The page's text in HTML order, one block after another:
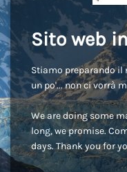
Sito web
Stiamo preparando il
un po'... non ci vorrà
We are doing some
long, we promise.
days. Thank you for